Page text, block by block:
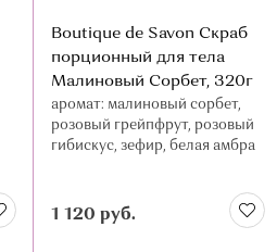
Boutique de Savon Скраб
порционный для тела
Малиновый Сорбет, 320г
аромат: малиновый сорбет,
розовый грейпфрут, розовый
гибискус, зефир, белая амбра
1 120 руб.